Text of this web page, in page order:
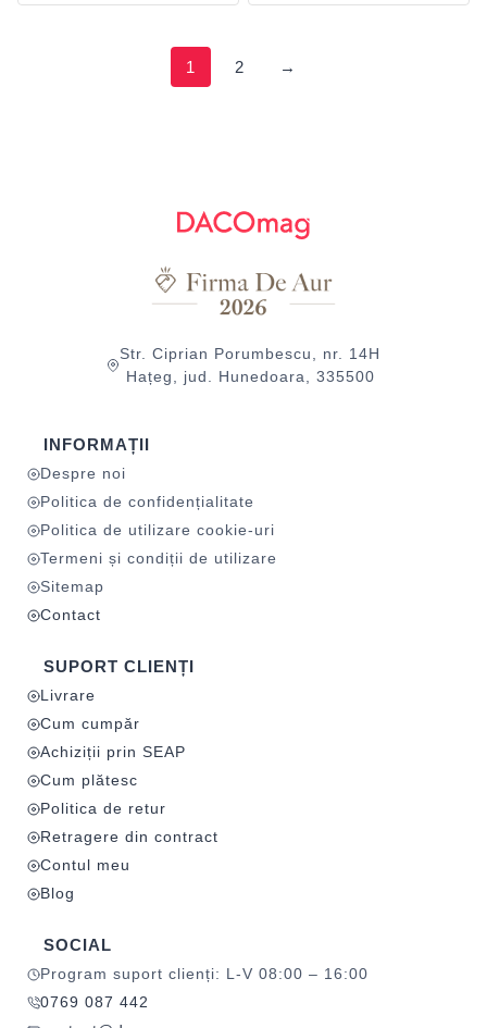
1 2 →
Str. Ciprian Porumbescu, nr. 14H
Hațeg, jud. Hunedoara, 335500
INFORMAȚII
Despre noi
Politica de confidențialitate
Politica de utilizare cookie-uri
Termeni și condiții de utilizare
Sitemap
Contact
SUPORT CLIENȚI
Livrare
Cum cumpăr
Achiziții prin SEAP
Cum plătesc
Politica de retur
Retragere din contract
Contul meu
Blog
SOCIAL
Program suport clienți: L-V 08:00 – 16:00
0769 087 442